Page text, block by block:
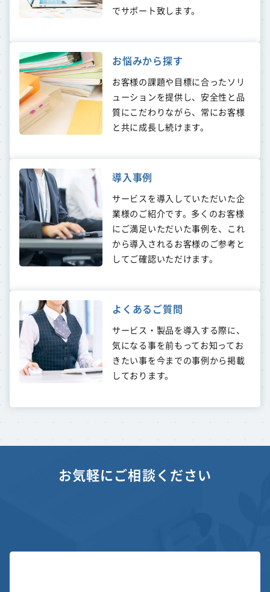
でサポート致します。
お悩みから探す
お客様の課題や目標に合ったソリ
ューションを提供し、安全性と品
質にこだわりながら、常にお客様
と共に成長し続けます。
導入事例
サービスを導入していただいた企
業様のご紹介です。多くのお客様
にご満足いただいた事例を、これ
から導入されるお客様のご参考と
してご確認いただけます。
よくあるご質問
サービス・製品を導入する際に、
気になる事を前もってお知ってお
きたい事を今までの事例から掲載
しております。
お気軽にご相談ください